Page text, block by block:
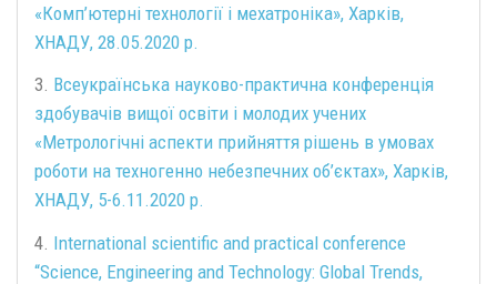
«Комп’ютерні технології і мехатроніка», Харків,
ХНАДУ, 28.05.2020 р.
3. Всеукраїнська науково-практична конференція
здобувачів вищої освіти і молодих учених
«Метрологічні аспекти прийняття рішень в умовах
роботи на техногенно небезпечних об’єктах», Харків,
ХНАДУ, 5-6.11.2020 р.
4. International scientific and practical conference
“Science, Engineering and Technology: Global Trends,